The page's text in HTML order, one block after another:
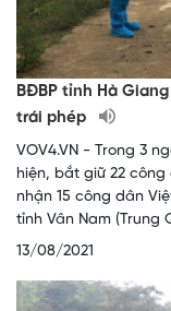
BĐBP tỉnh Hà
trái phép
VOV4.VN - Trong 3
hiện, bắt giữ 22
nhận 15 công dân
tỉnh Vân Nam (Trung
13/08/2021